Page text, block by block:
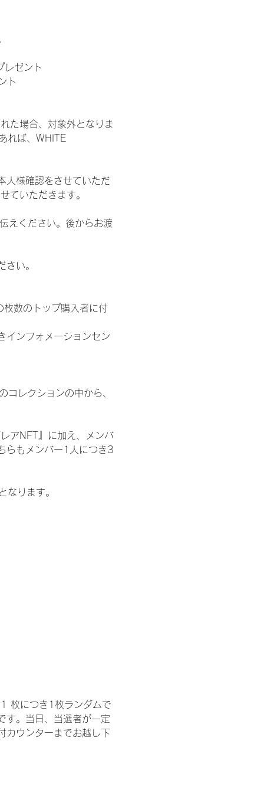
レゼント
ト
た場合、対象外となりま
れば、WHITE
人様確認をさせていただ
ていただきます。
えください。後からお渡
い。
数のトップ購入者に付
インフォメーションセン
レクションの中から、
アNFT』に加え、メンバ
らもメンバー1人につき3
なります。
枚につき1枚ランダムで
す。当日、当選者が一定
カウンターまでお越し下